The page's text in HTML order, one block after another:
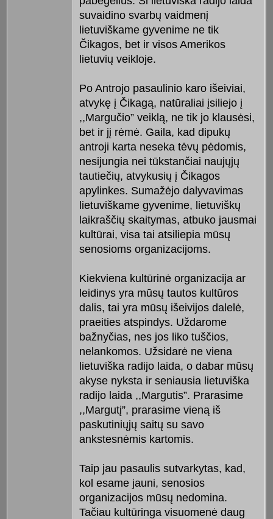
suvaidino svarbų vaidmenį
lietuviškame gyvenime ne tik
Čikagos, bet ir visos Amerikos
lietuvių veikloje.
Po Antrojo pasaulinio karo išeiviai,
atvykę į Čikagą, natūraliai įsiliejo į
,,Margučio” veiklą, ne tik jo klausėsi,
bet ir jį rėmė. Gaila, kad dipukų
antroji karta neseka tėvų pėdomis,
nesijungia nei tūkstančiai naujųjų
tautiečių, atvykusių į Čikagos
apylinkes. Sumažėjo dalyvavimas
lietuviškame gyvenime, lietuviškų
laikraščių skaitymas, atbuko jausmai
kultūrai, visa tai atsiliepia mūsų
senosioms organizacijoms.
Kiekviena kultūrinė organizacija ar
leidinys yra mūsų tautos kultūros
dalis, tai yra mūsų išeivijos dalelė,
praeities atspindys. Uždarome
bažnyčias, nes jos liko tuščios,
nelankomos. Užsidarė ne viena
lietuviška radijo laida, o dabar mūsų
akyse nyksta ir seniausia lietuviška
radijo laida ,,Margutis”. Prarasime
,,Margutį”, prarasime vieną iš
paskutiniųjų saitų su savo
ankstesnėmis kartomis.
Taip jau pasaulis sutvarkytas, kad,
kol esame jauni, senosios
organizacijos mūsų nedomina.
Tačiau kultūringa visuomenė daug